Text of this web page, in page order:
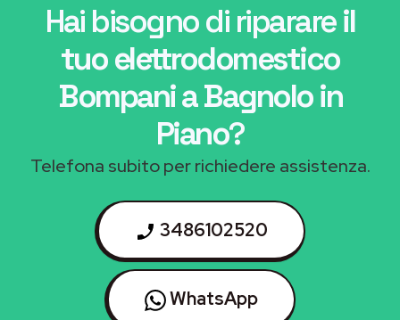
Hai bisogno di riparareil
tuo elettrodomestico
Bompani a Bagnolo in
Piano?
Telefona subito per richiedere assistenza.
3486102520
WhatsApp